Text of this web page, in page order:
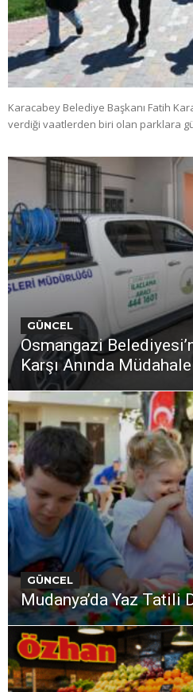
Karacabey Belediye Başkanı Fatih
verdiği vaatlerden biri olan parklara
GÜNCEL
Osmangazi
Karşı Anında Müdahale
GÜNCEL
Mudanya’da Yaz Tatili